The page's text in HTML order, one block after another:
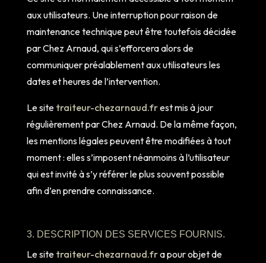
aux utilisateurs. Une interruption pour raison de
maintenance technique peut être toutefois décidée
par Chez Arnaud, qui s’efforcera alors de
communiquer préalablement aux utilisateurs les
dates et heures de l’intervention.
Le site traiteur-chezarnaud.frest mis à jour
régulièrement par Chez Arnaud. De la même façon,
les mentions légales peuvent être modifiées à tout
moment : elles s’imposent néanmoins à l’utilisateur
qui est invité à s’y référer le plus souvent possible
afin d’en prendre connaissance.
3. DESCRIPTION DES SERVICES FOURNIS.
Le site traiteur-chezarnaud.fra pour objet de